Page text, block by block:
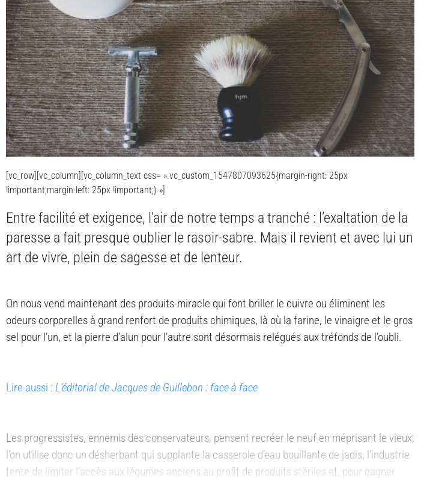
[vc_row][vc_column][vc_column_text css= ».vc_custom_1547807093625{margin-right: 25px
!important;margin-left: 25px !important;} »]
Entre facilité et exigence, l’air de notre temps a tranché : l’exaltation de la
paresse a fait presque oublier le rasoir-sabre. Mais il revient et avec lui un
art de vivre, plein de sagesse et de lenteur.
On nous vend maintenant des produits-miracle qui font briller le cuivre ou éliminent les
odeurs corporelles à grand renfort de produits chimiques, là où la farine, le vinaigre et le gros
sel pour l’un, et la pierre d’alun pour l’autre sont désormais relégués aux tréfonds de l’oubli.
Lire aussi : L’éditorial de Jacques de Guillebon : face à face
Les progressistes, ennemis des conservateurs, pensent recréer le neuf en méprisant le vieux;
l’on utilise donc un désherbant qui supplante la casserole d’eau bouillante de jadis, l’industrie
tente de limiter l’accès aux légumes anciens au profit de produits stériles et, pour gagner